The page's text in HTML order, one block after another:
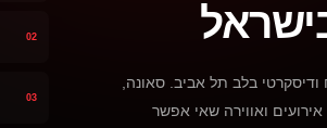
בלב תל אביב. סאונה,
ואווירה שאי אפשר
02
03